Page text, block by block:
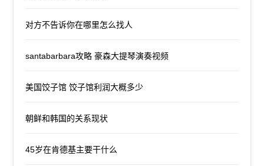
对方不告诉你在哪里怎么找人
santabarbara攻略 豪森大提琴演奏视频
美国饺子馆 饺子馆利润大概多少
朝鲜和韩国的关系现状
45岁在肯德基主要干什么